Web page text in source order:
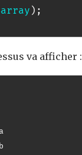
) ;
va afficher :